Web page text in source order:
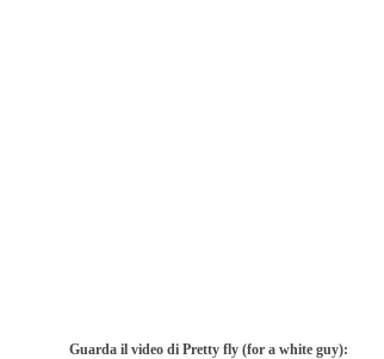
Guarda il video di Pretty fly (for a white guy):